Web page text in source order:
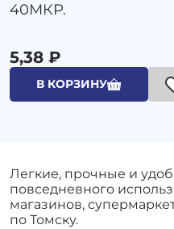
40МКР.
5,38 ₽
В КОРЗИНУ
Легкие, прочные и
повседневного
магазинов,
по Томску.